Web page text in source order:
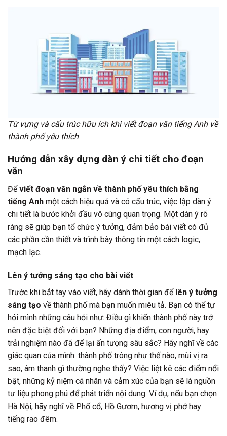
Từ vựng và cấu trúc hữu ích khi viết đoạn văn tiếng Anh về
thành phố yêu thích
Hướng dẫn xây dựng dàn ý chi tiết cho đoạn
văn
Đểviết đoạn văn ngắn về thành phố yêu thích bằng
tiếng Anh một cách hiệu quả và có cấu trúc, việc lập dàn ý
chi tiết là bước khởi đầu vô cùng quan trọng. Một dàn ý rõ
ràng sẽ giúp bạn tổ chức ý tưởng, đảm bảo bài viết có đủ
các phần cần thiết và trình bày thông tin một cách logic,
mạch lạc.
Lên ý tưởng sáng tạo cho bài viết
Trước khi bắt tay vào viết, hãy dành thời gian để lên ý tưởng
sáng tạo về thành phố mà bạn muốn miêu tả. Bạn có thể tự
hỏi mình những câu hỏi như: Điều gì khiến thành phố này trở
nên đặc biệt đối với bạn? Những địa điểm, con người, hay
trải nghiệm nào đã để lại ấn tượng sâu sắc? Hãy nghĩ về các
giác quan của mình: thành phố trông như thế nào, mùi vị ra
sao, âm thanh gì thường nghe thấy? Việc liệt kê các điểm nổi
bật, những kỷ niệm cá nhân và cảm xúc của bạn sẽ là nguồn
tư liệu phong phú để phát triển nội dung. Ví dụ, nếu bạn chọn
Hà Nội, hãy nghĩ về Phố cổ, Hồ Gươm, hương vị phở hay
tiếng rao đêm.